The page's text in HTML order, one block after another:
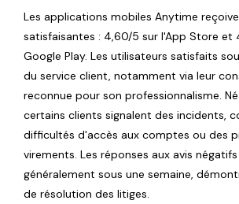
Les applications mobiles Anytime
satisfaisantes : 4,60/5 sur l'App Store et
Google Play. Les utilisateurs satisfaits
du service client, notamment via leur
reconnue pour son professionnalisme.
certains clients signalent des incidents,
difficultés d'accès aux comptes ou des
virements. Les réponses aux avis
généralement sous une semaine,
de résolution des litiges.